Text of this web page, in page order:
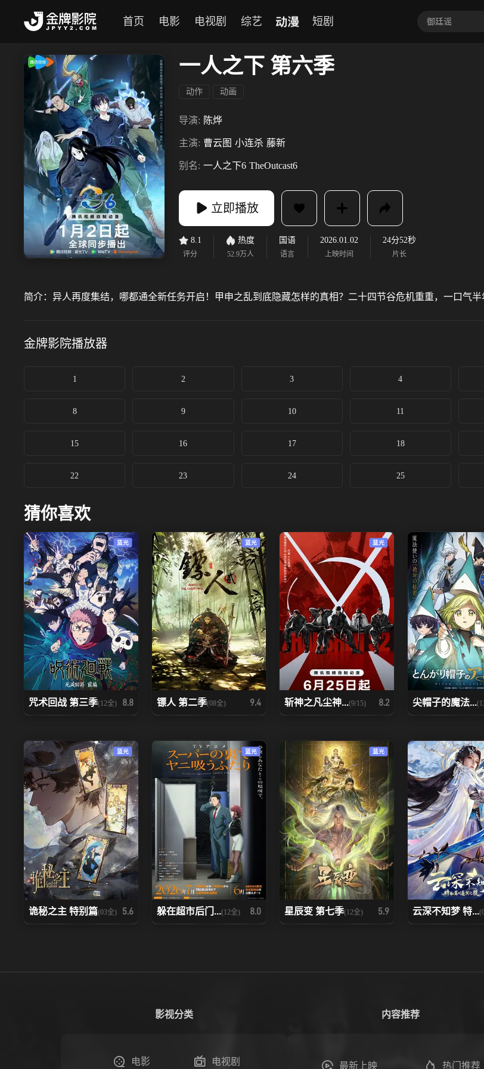
首页 电影 电视剧 综艺 动漫 短剧
一人之下 第六季
动作 动画
导演: 陈烨
主演: 曹云图 小连杀 藤新
别名: 一人之下6 TheOutcast6
立即播放
8.1
评分
热度
52.9万人
国语
语言
2026.01.02
上映时间
24分52秒
片长
简介： 异人再度集结，哪都通全新任务开启！甲申之乱到底隐藏怎样的真相？二十四节谷危机重重，一口气半
金牌影院播放器
1 2 3 4
8 9 10 11
15 16 17 18
22 23 24 25
猜你喜欢
蓝光
咒术回战 第三季(12全) 8.8
蓝光
镖人 第二季(08全) 9.4
蓝光
斩神之凡尘神...(9/15) 8.2 尖帽子的魔法...
蓝光
诡秘之主 特别篇(03全) 5.6
蓝光
躲在超市后门...(12全) 8.0
蓝光
星辰变 第七季(12全) 5.9 云深不知梦 特...
影视分类
电影 电视剧
内容推荐
最新上映 热门推荐